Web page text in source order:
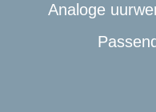
Analoge